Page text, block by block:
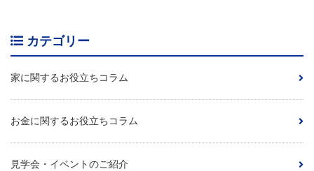
カテゴリー
家に関するお役立ちコラム
お金に関するお役立ちコラム
見学会・イベントのご紹介